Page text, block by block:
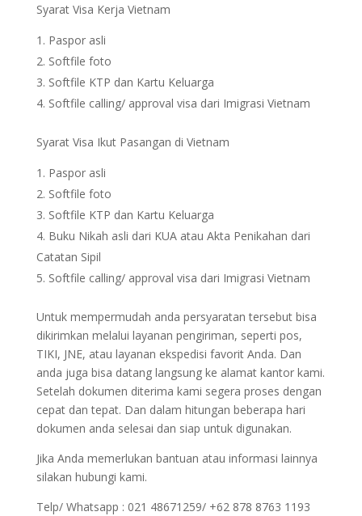
Syarat Visa Kerja Vietnam
Paspor asli
Softfile foto
Softfile KTP dan Kartu Keluarga
Softfile calling/ approval visa dari Imigrasi Vietnam
Syarat Visa Ikut Pasangan di Vietnam
Paspor asli
Softfile foto
Softfile KTP dan Kartu Keluarga
Buku Nikah asli dari KUA atau Akta Penikahan dari
Catatan Sipil
Softfile calling/ approval visa dari Imigrasi Vietnam
Untuk mempermudah anda persyaratan tersebut bisa
dikirimkan melalui layanan pengiriman, seperti pos,
TIKI, JNE, atau layanan ekspedisi favorit Anda. Dan
anda juga bisa datang langsung ke alamat kantor kami.
Setelah dokumen diterima kami segera proses dengan
cepat dan tepat. Dan dalam hitungan beberapa hari
dokumen anda selesai dan siap untuk digunakan.
Jika Anda memerlukan bantuan atau informasi lainnya
silakan hubungi kami.
Telp/ Whatsapp : 021 48671259/ +62 878 8763 1193